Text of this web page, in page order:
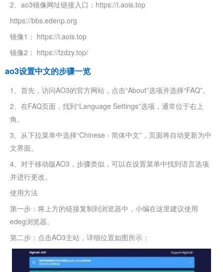
2、ao3镜像网址链接入口：https://i.aois.top
https://bbs.edenp.org
镜像1： https://i.aois.top
镜像2： https://fzdzy.top/
ao3设置中文的步骤一览
1、首先，访问AO3的官方网站，点击“About”选项并选择“FAQ”。
2、在FAQ页面，找到“Language Settings”选项，通常位于右上
角。
3、从下拉菜单中选择“Chinese - 简体中文”，页面将自动更新为中
文界面。
4、对于移动版AO3，步骤类似，可以在设置菜单中找到语言选项
并进行更改。
使用方法
第一步：将上方的链接复制到浏览器中，小编在这里建议使用
edeg浏览器。
第二步：点击AO3主站，详细位置如图所示：